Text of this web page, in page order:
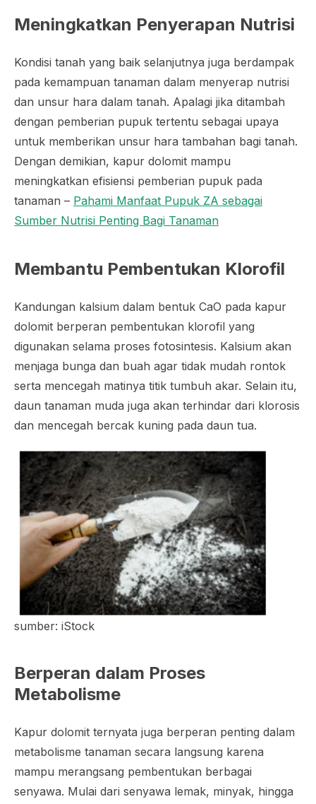
Meningkatkan Penyerapan Nutrisi
Kondisi tanah yang baik selanjutnya juga berdampak
pada kemampuan tanaman dalam menyerap nutrisi
dan unsur hara dalam tanah. Apalagi jika ditambah
dengan pemberian pupuk tertentu sebagai upaya
untuk memberikan unsur hara tambahan bagi tanah.
Dengan demikian, kapur dolomit mampu
meningkatkan efisiensi pemberian pupuk pada
tanaman – Pahami Manfaat Pupuk ZA sebagai
Sumber Nutrisi Penting Bagi Tanaman
Membantu Pembentukan Klorofil
Kandungan kalsium dalam bentuk CaO pada kapur
dolomit berperan pembentukan klorofil yang
digunakan selama proses fotosintesis. Kalsium akan
menjaga bunga dan buah agar tidak mudah rontok
serta mencegah matinya titik tumbuh akar. Selain itu,
daun tanaman muda juga akan terhindar dari klorosis
dan mencegah bercak kuning pada daun tua.
sumber: iStock
Berperan dalam Proses
Metabolisme
Kapur dolomit ternyata juga berperan penting dalam
metabolisme tanaman secara langsung karena
mampu merangsang pembentukan berbagai
senyawa. Mulai dari senyawa lemak, minyak, hingga